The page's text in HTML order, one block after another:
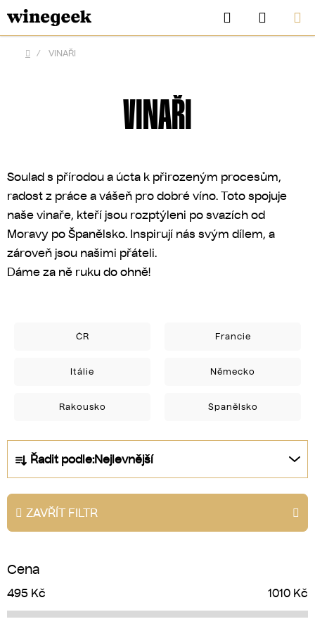
Přejít
na
obsah
Hledat
KOŠÍK
Domů
/ VINAŘI
VINAŘI
Soulad s přírodou a úcta k přirozeným procesům,
radost z práce a vášeň pro dobré víno. Toto spojuje
naše vinaře, kteří jsou rozptýleni po svazích od
Moravy po Španělsko. Inspirují nás svým dílem, a
zároveň jsou našimi přáteli.
Dáme za ně ruku do ohně!
ČR Francie
Itálie Německo
Rakousko Španělsko
a
z
e
n
r
o
d
Řadit podle:Nejlevnější
ZAVŘÍT FILTR
Cena
495 Kč 1010 Kč